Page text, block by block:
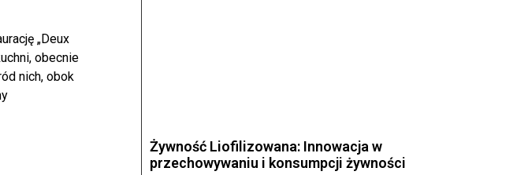
„Deux
obecnie
nich, obok
Żywność Liofilizowana: Innowacja w
przechowywaniu i konsumpcji żywności